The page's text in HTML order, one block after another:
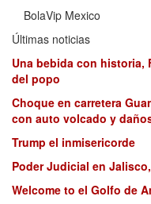
BolaVip Mexico
Últimas noticias
Una bebida con historia,
del popo
Choque en carretera
con auto volcado y
Trump el inmisericorde
Poder Judicial en
Welcome to el Golfo de